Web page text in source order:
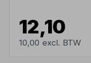
12,10
10,00 excl. BTW